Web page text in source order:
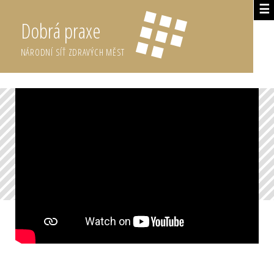
☰
Dobrá praxe
NÁRODNÍ SÍŤ ZDRAVÝCH MĚST